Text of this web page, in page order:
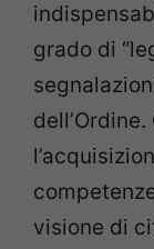
grado di
visione di